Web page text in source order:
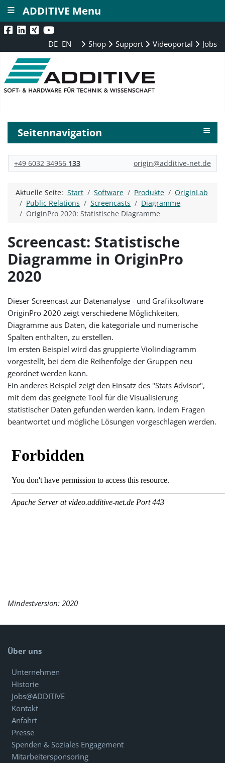
DE EN Shop Support Videoportal Jobs
Seitennavigation ≡
+49 6032 34956 133 origin@additive-net.de
Aktuelle Seite:Start Software Produkte
OriginLab
Public Relations
Screencasts
Diagramme
OriginPro 2020: Statistische Diagramme
Screencast: Statistische
Diagramme in OriginPro
2020
Dieser Screencast zur Datenanalyse - und Grafiksoftware
OriginPro 2020 zeigt verschiedene Möglichkeiten,
Diagramme aus Daten, die kategoriale und numerische
Spalten enthalten, zu erstellen.
Im ersten Beispiel wird das gruppierte Violindiagramm
vorgestellt, bei dem die Reihenfolge der Gruppen neu
geordnet werden kann.
Ein anderes Beispiel zeigt den Einsatz des "Stats Advisor",
mit dem das geeignete Tool für die Visualisierung
statistischer Daten gefunden werden kann, indem Fragen
beantwortet und mögliche Lösungen vorgeschlagen werden.
Mindestversion: 2020
Über uns
Unternehmen
Historie
Jobs@ADDITIVE
Kontakt
Anfahrt
Presse
Spenden & Soziales Engagement
Mitarbeitersponsoring
ADDITIVE Menu
≡